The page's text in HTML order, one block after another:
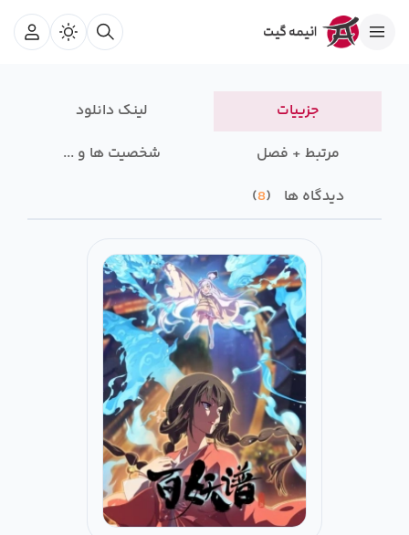
جزییات
لینک دانلود
مرتبط + فصل
شخصیت ها و ...
دیدگاه ها
8